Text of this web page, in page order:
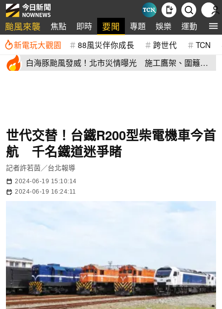
颱風來襲 焦點 即時 要聞 專題 娛樂 運動 全
新電玩大觀園 88風災伴你成長 跨世代 TCN
白海豚颱風發威！北市災情曝光 施工鷹架、圍籬倒
世代交替！台鐵R200型柴電機車今首
航 千名鐵道迷爭睹
記者許若茵／台北報導
2024-06-19 15:10:14
2024-06-19 16:24:11